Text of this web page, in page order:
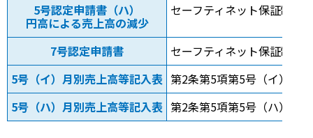
5号認定申請書（ハ）
円高による売上高の減少
セーフティネット保証制度
7号認定申請書
セーフティネット保証制度
5号（イ）月別売上高等記入表 第2条第5項第5号（イ）月
5号（ハ）月別売上高等記入表 第2条第5項第5号（ハ）月